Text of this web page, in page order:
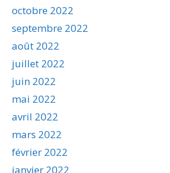
octobre 2022
septembre 2022
août 2022
juillet 2022
juin 2022
mai 2022
avril 2022
mars 2022
février 2022
janvier 2022